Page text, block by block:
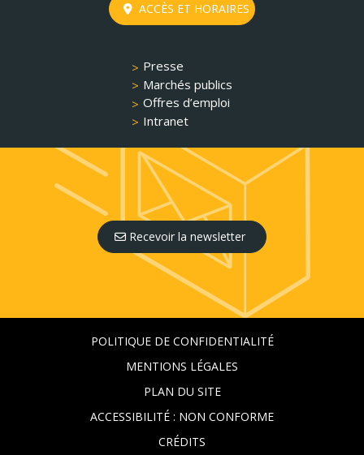
ACCÈS ET HORAIRES
Presse
Marchés publics
Offres d’emploi
Intranet
Recevoir la newsletter
POLITIQUE DE CONFIDENTIALITÉ
MENTIONS LÉGALES
PLAN DU SITE
ACCESSIBILITÉ : NON CONFORME
CRÉDITS